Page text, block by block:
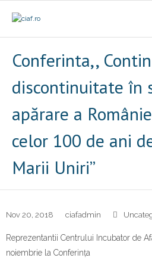
- Prezentare
- Misiune
- Cariere
- Comunicat
Firme incubate
SAL
Conferinta,,
discontinuitate în
apărare a
celor 100 de ani
Marii Uniri”
Nov 20, 2018 ciafadmin
Reprezentantii Centrului Incubator de
noiembrie la Conferința